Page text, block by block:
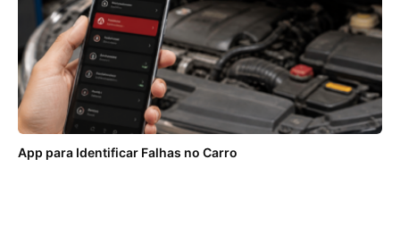
App para Identificar Falhas no Carro